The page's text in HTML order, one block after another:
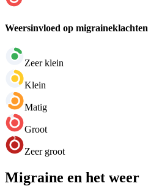
Weersinvloed op migraineklachten
Zeer klein
Klein
Matig
Groot
Zeer groot
Migraine en het weer